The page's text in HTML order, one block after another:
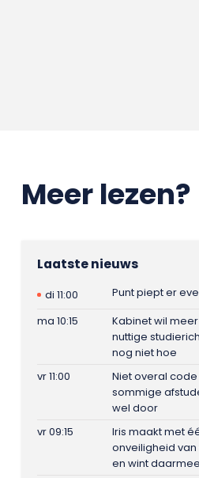
Meer lezen?
Laatste nieuws
di 11:00
Punt piept er
ma 10:15
Kabinet wil
nuttige
nog niet hoe
vr 11:00
Niet overal
sommige
wel door
vr 09:15
Iris maakt met
onveiligheid
en wint